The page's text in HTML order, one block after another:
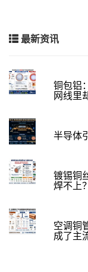
最新资讯
铜包铝
网线里
半导体
镀锡铜
焊不上？
空调铜
成了主